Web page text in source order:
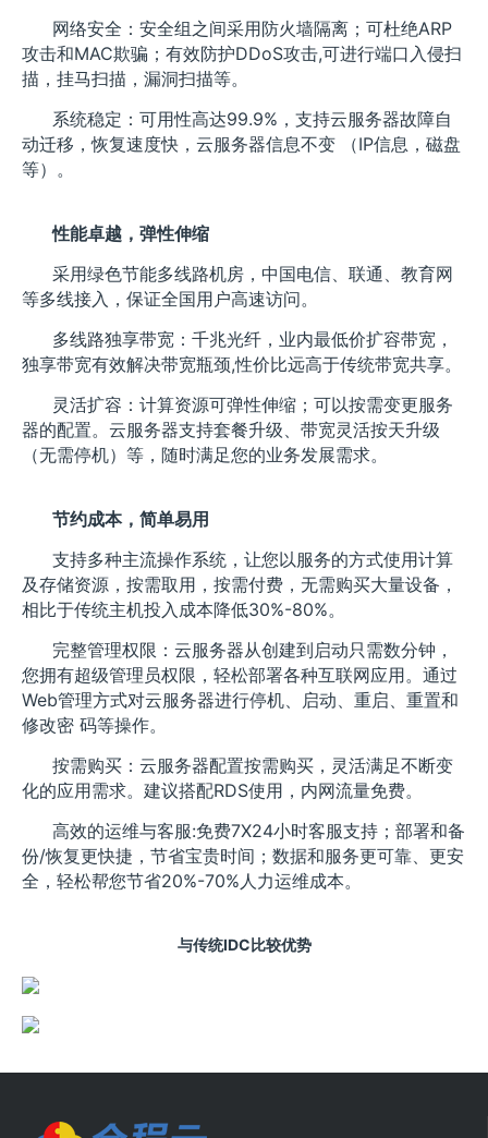
网络安全：安全组之间采用防火墙隔离；可杜绝ARP
攻击和MAC欺骗；有效防护DDoS攻击,可进行端口入侵扫
描，挂马扫描，漏洞扫描等。
系统稳定：可用性高达99.9%，支持云服务器故障自
动迁移，恢复速度快，云服务器信息不变 （IP信息，磁盘
等）。
性能卓越，弹性伸缩
采用绿色节能多线路机房，中国电信、联通、教育网
等多线接入，保证全国用户高速访问。
多线路独享带宽：千兆光纤，业内最低价扩容带宽，
独享带宽有效解决带宽瓶颈,性价比远高于传统带宽共享。
灵活扩容：计算资源可弹性伸缩；可以按需变更服务
器的配置。云服务器支持套餐升级、带宽灵活按天升级
（无需停机）等，随时满足您的业务发展需求。
节约成本，简单易用
支持多种主流操作系统，让您以服务的方式使用计算
及存储资源，按需取用，按需付费，无需购买大量设备，
相比于传统主机投入成本降低30%-80%。
完整管理权限：云服务器从创建到启动只需数分钟，
您拥有超级管理员权限，轻松部署各种互联网应用。通过
Web管理方式对云服务器进行停机、启动、重启、重置和
修改密 码等操作。
按需购买：云服务器配置按需购买，灵活满足不断变
化的应用需求。建议搭配RDS使用，内网流量免费。
高效的运维与客服:免费7X24小时客服支持；部署和备
份/恢复更快捷，节省宝贵时间；数据和服务更可靠、更安
全，轻松帮您节省20%-70%人力运维成本。
与传统IDC比较优势